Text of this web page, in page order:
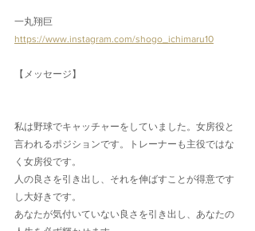
一丸翔巨
https://www.instagram.com/shogo_ichimaru10
【メッセージ】
私は野球でキャッチャーをしていました。女房役と
言われるポジションです。トレーナーも主役ではな
く女房役です。
人の良さを引き出し、それを伸ばすことが得意です
し大好きです。
あなたが気付いていない良さを引き出し、あなたの